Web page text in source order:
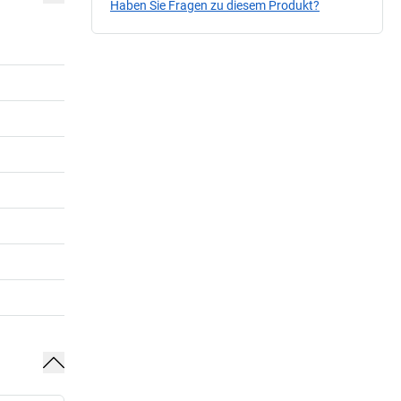
Haben Sie Fragen zu diesem Produkt?